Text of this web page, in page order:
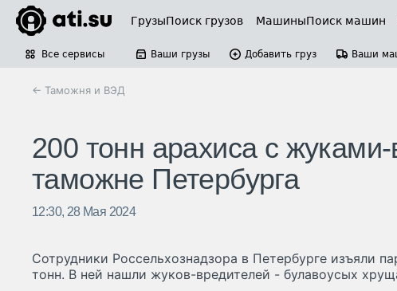
ГрузыПоиск грузов МашиныПоиск машин
Все сервисы Ваши грузы Добавить груз Ваши
← Таможня и ВЭД
200 тонн арахиса с
таможне Петербурга
12:30, 28 Мая 2024
Сотрудники Россельхознадзора в Петербурге изъяли
тонн. В ней нашли жуков-вредителей - булавоусых